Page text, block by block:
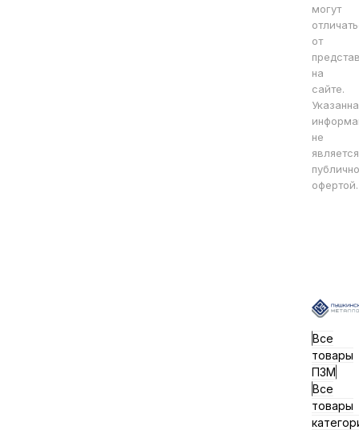
могут
от
на
сайте.
не
является
офертой.
Все
товары
ПЗМ
Все
товары